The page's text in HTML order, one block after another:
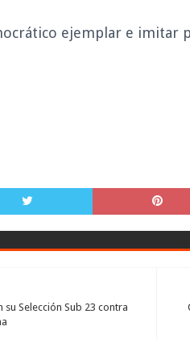
ejemplar e imitar
Selección Sub 23 contra